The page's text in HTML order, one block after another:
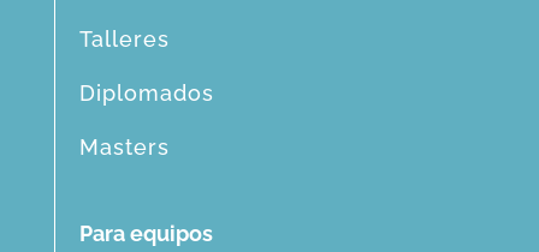
Talleres
Diplomados
Masters
Para equipos